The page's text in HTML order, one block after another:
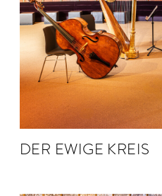
DER EWIGE KREIS